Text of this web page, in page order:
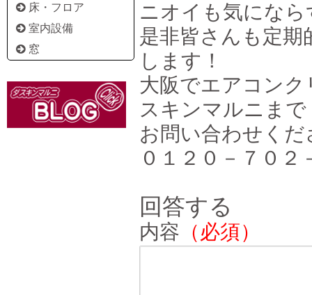
床・フロア
室内設備
窓
ニオイも気にな
是非皆さんも定
します！
大阪でエアコン
スキンマルニまで
お問い合わせくだ
０１２０－７０２
回答する
内容 （必須）